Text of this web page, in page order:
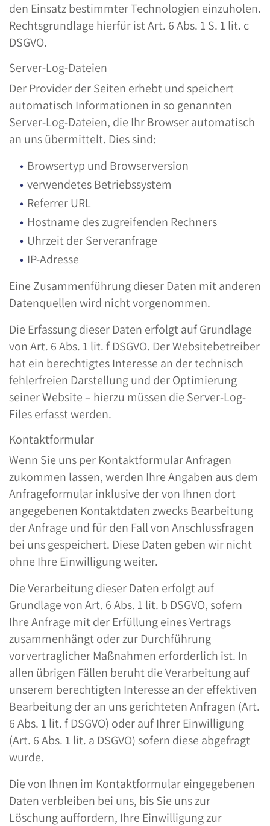
den Einsatz bestimmter Technologien einzuholen.
Rechtsgrundlage hierfür ist Art. 6 Abs. 1 S. 1 lit. c
DSGVO.
Server-Log-Dateien
Der Provider der Seiten erhebt und speichert
automatisch Informationen in so genannten
Server-Log-Dateien, die Ihr Browser automatisch
an uns übermittelt. Dies sind:
Browsertyp und Browserversion
verwendetes Betriebssystem
Referrer URL
Hostname des zugreifenden Rechners
Uhrzeit der Serveranfrage
IP-Adresse
Eine Zusammenführung dieser Daten mit anderen
Datenquellen wird nicht vorgenommen.
Die Erfassung dieser Daten erfolgt auf Grundlage
von Art. 6 Abs. 1 lit. f DSGVO. Der Websitebetreiber
hat ein berechtigtes Interesse an der technisch
fehlerfreien Darstellung und der Optimierung
seiner Website – hierzu müssen die Server-Log-
Files erfasst werden.
Kontaktformular
Wenn Sie uns per Kontaktformular Anfragen
zukommen lassen, werden Ihre Angaben aus dem
Anfrageformular inklusive der von Ihnen dort
angegebenen Kontaktdaten zwecks Bearbeitung
der Anfrage und für den Fall von Anschlussfragen
bei uns gespeichert. Diese Daten geben wir nicht
ohne Ihre Einwilligung weiter.
Die Verarbeitung dieser Daten erfolgt auf
Grundlage von Art. 6 Abs. 1 lit. b DSGVO, sofern
Ihre Anfrage mit der Erfüllung eines Vertrags
zusammenhängt oder zur Durchführung
vorvertraglicher Maßnahmen erforderlich ist. In
allen übrigen Fällen beruht die Verarbeitung auf
unserem berechtigten Interesse an der effektiven
Bearbeitung der an uns gerichteten Anfragen (Art.
6 Abs. 1 lit. f DSGVO) oder auf Ihrer Einwilligung
(Art. 6 Abs. 1 lit. a DSGVO) sofern diese abgefragt
wurde.
Die von Ihnen im Kontaktformular eingegebenen
Daten verbleiben bei uns, bis Sie uns zur
Löschung auffordern, Ihre Einwilligung zur